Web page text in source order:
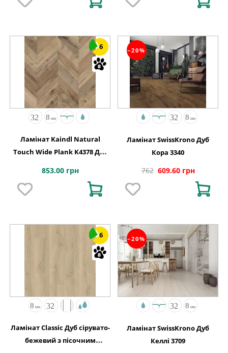
6
Ламінат Kaindl Natural
Touch Wide Plank K4378 Дуб
853.00 грн
−20%
Ламінат SwissKrono Дуб
Кора 3340
762 609.60 грн
6
Ламінат Classic Дуб сірувато-
бежевий з пісочним
−20%
Ламінат SwissKrono Дуб
Келлі 3709